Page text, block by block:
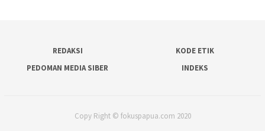
REDAKSI
KODE ETIK
PEDOMAN MEDIA SIBER
INDEKS
Copy Right © fokuspapua.com 2020